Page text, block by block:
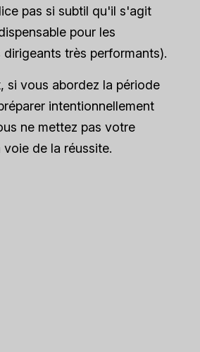
pas si subtil qu'il s'agit
pour les
dirigeants très performants).
si vous abordez la période
intentionnellement
ne mettez pas votre
voie de la réussite.